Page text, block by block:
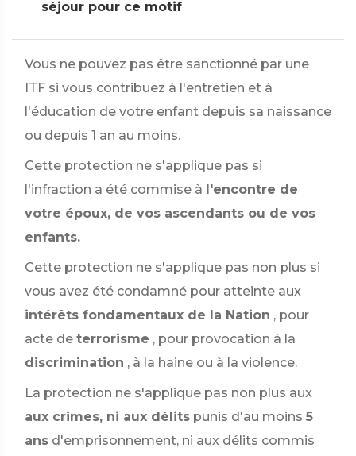
séjour pour ce motif
Vous ne pouvez pas être sanctionné par une
ITF si vous contribuez à l'entretien et à
l'éducation de votre enfant depuis sa naissance
ou depuis 1 an au moins.
Cette protection ne s'applique pas si
l'infraction a été commise à l'encontre de
votre époux, de vos ascendants ou de vos
enfants.
Cette protection ne s'applique pas non plus si
vous avez été condamné pour atteinte aux
intérêts fondamentaux de la Nation , pour
acte de terrorisme , pour provocation à la
discrimination , à la haine ou à la violence.
La protection ne s'applique pas non plus aux
aux crimes, ni aux délits punis d'au moins 5
ans d'emprisonnement, ni aux délits commis